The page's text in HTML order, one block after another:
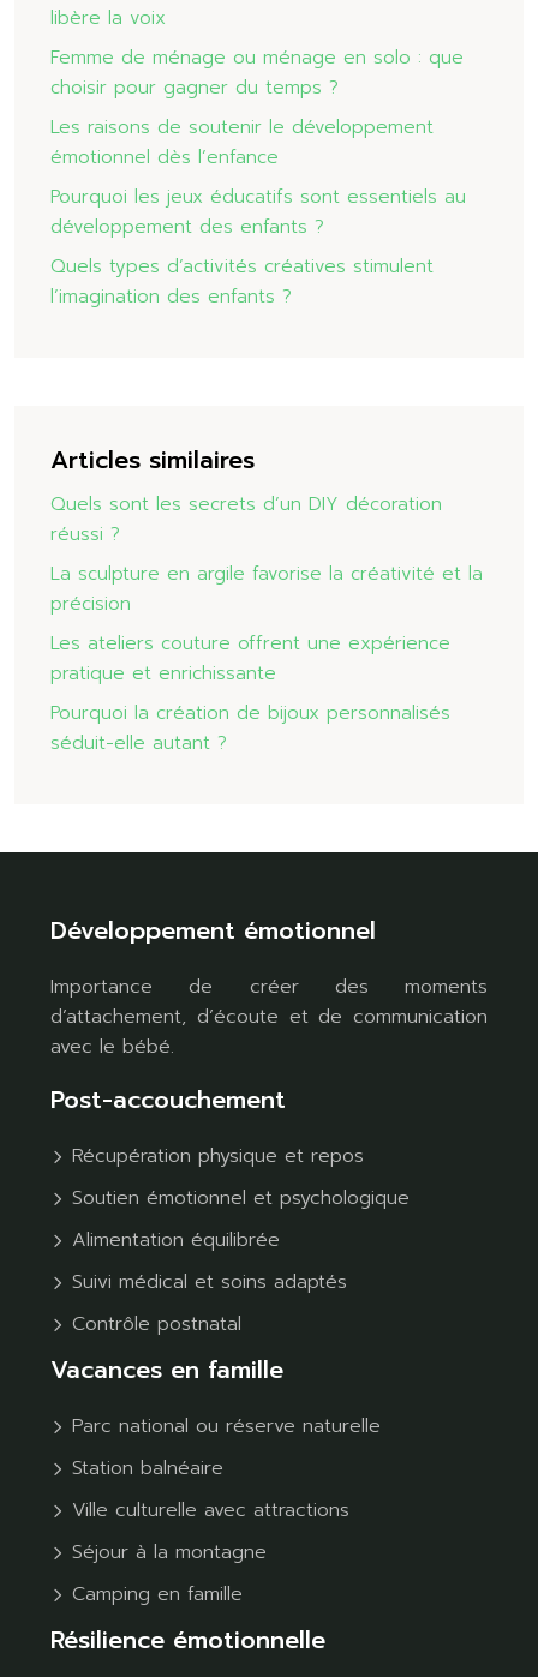
libère la voix
Femme de ménage ou ménage en solo : que
choisir pour gagner du temps ?
Les raisons de soutenir le développement
émotionnel dès l’enfance
Pourquoi les jeux éducatifs sont essentiels au
développement des enfants ?
Quels types d’activités créatives stimulent
l’imagination des enfants ?
Articles similaires
Quels sont les secrets d’un DIY décoration
réussi ?
La sculpture en argile favorise la créativité et la
précision
Les ateliers couture offrent une expérience
pratique et enrichissante
Pourquoi la création de bijoux personnalisés
séduit-elle autant ?
Développement émotionnel
Importance de créer des moments
d’attachement, d’écoute et de communication
avec le bébé.
Post-accouchement
Récupération physique et repos
Soutien émotionnel et psychologique
Alimentation équilibrée
Suivi médical et soins adaptés
Contrôle postnatal
Vacances en famille
Parc national ou réserve naturelle
Station balnéaire
Ville culturelle avec attractions
Séjour à la montagne
Camping en famille
Résilience émotionnelle